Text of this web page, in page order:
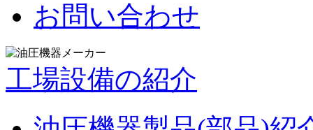
お問い合わせ
工場設備の紹介